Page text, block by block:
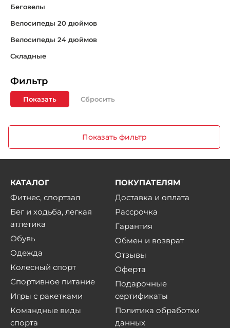
Беговелы
Велосипеды 20 дюймов
Велосипеды 24 дюймов
Складные
Фильтр
Показать
Показать фильтр
КАТАЛОГ
Фитнес, спортзал
Бег и ходьба, легкая
атлетика
Обувь
Одежда
Колесный спорт
Спортивное питание
Игры с ракетками
Командные виды
спорта
ПОКУПАТЕЛЯМ
Доставка и оплата
Рассрочка
Гарантия
Обмен и возврат
Отзывы
Оферта
Подарочные
сертификаты
Политика обработки
данных